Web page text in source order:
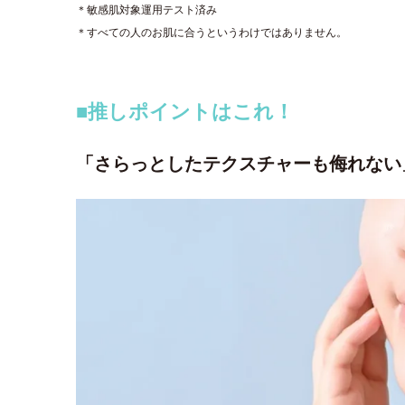
＊敏感肌対象運用テスト済み
＊すべての人のお肌に合うというわけではありません。
■推しポイントはこれ！
「さらっとしたテクスチャーも侮れな